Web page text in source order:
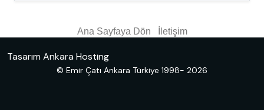
Ana Sayfaya Dön İletişim
Tasarım Ankara Hosting
© Emir Çatı Ankara Türkiye 1998- 2026